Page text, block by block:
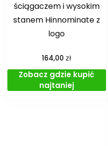
ściągaczem i wysokim
stanem Hinnominate z
logo
164,00zł
Zobacz gdzie kupić
najtaniej